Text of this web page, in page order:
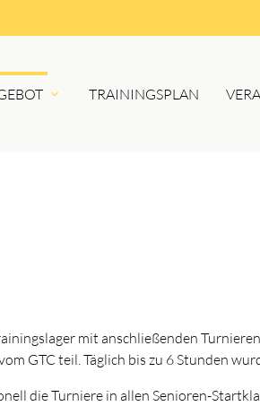
TRAININGSPLAN
mit anschließenden
GTC teil. Täglich bis zu 6 Stunden
die Turniere in allen Senioren-